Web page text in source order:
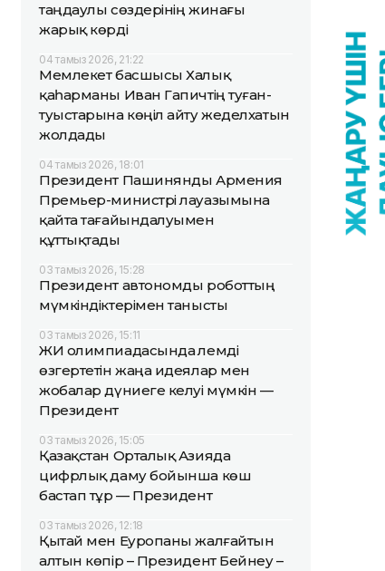
таңдаулы сөздерінің жинағы
жарық көрді
04 тамыз 2026, 21:22
Мемлекет басшысы Халық
қаһарманы Иван Гапичтің туған-
туыстарына көңіл айту жеделхатын
жолдады
04 тамыз 2026, 18:01
Президент Пашинянды Армения
Премьер-министрі лауазымына
қайта тағайындалуымен
құттықтады
03 тамыз 2026, 15:28
Президент автономды роботтың
мүмкіндіктерімен танысты
03 тамыз 2026, 15:11
ЖИ олимпиадасында әлемді
өзгертетін жаңа идеялар мен
жобалар дүниеге келуі мүмкін —
Президент
03 тамыз 2026, 15:05
Қазақстан Орталық Азияда
цифрлық даму бойынша көш
бастап тұр — Президент
03 тамыз 2026, 12:18
Қытай мен Еуропаны жалғайтын
алтын көпір – Президент Бейнеу –